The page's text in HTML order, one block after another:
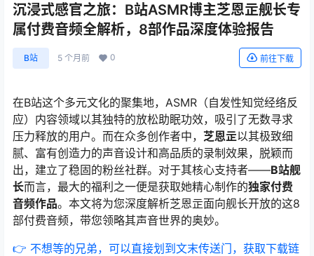
沉浸式感官之旅：B站ASMR博主芝恩㱏舰长专
属付费音频全解析，8部作品深度体验报告
B站 5 个月前 0 前往下载
在B站这个多元文化的聚集地，ASMR（自发性知觉经络反
应）内容领域以其独特的放松助眠功效，吸引了无数寻求
压力释放的用户。而在众多创作者中， 芝恩㱏以其极致细
腻、富有创造力的声音设计和高品质的录制效果，脱颖而
出，建立了稳固的粉丝社群。对于其核心支持者——B站舰
长而言，最大的福利之一便是获取她精心制作的独家付费
音频作品。本文将为您深度解析芝恩㱏面向舰长开放的这8
部付费音频，带您领略其声音世界的奥妙。
👉 不想等的兄弟，可以直接划到文末传送门，获取下载链